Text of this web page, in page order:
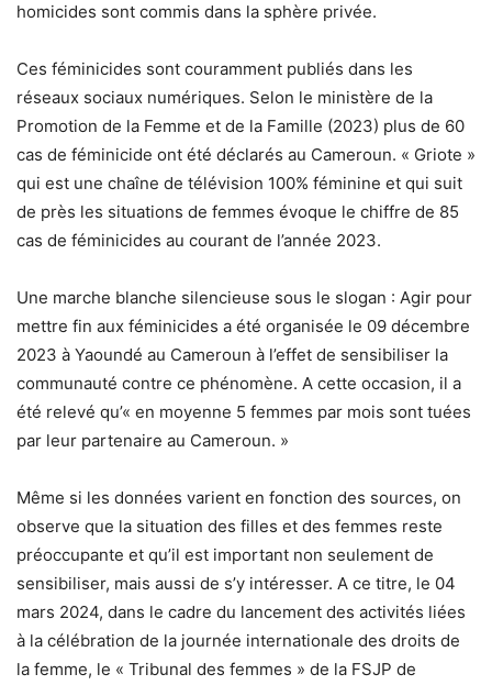
homicides sont commis dans la sphère privée.
Ces féminicides sont couramment publiés dans les
réseaux sociaux numériques. Selon le ministère de la
Promotion de la Femme et de la Famille (2023) plus de 60
cas de féminicide ont été déclarés au Cameroun. « Griote »
qui est une chaîne de télévision 100% féminine et qui suit
de près les situations de femmes évoque le chiffre de 85
cas de féminicides au courant de l’année 2023.
Une marche blanche silencieuse sous le slogan : Agir pour
mettre fin aux féminicides a été organisée le 09 décembre
2023 à Yaoundé au Cameroun à l’effet de sensibiliser la
communauté contre ce phénomène. A cette occasion, il a
été relevé qu’« en moyenne 5 femmes par mois sont tuées
par leur partenaire au Cameroun. »
Même si les données varient en fonction des sources, on
observe que la situation des filles et des femmes reste
préoccupante et qu’il est important non seulement de
sensibiliser, mais aussi de s’y intéresser. A ce titre, le 04
mars 2024, dans le cadre du lancement des activités liées
à la célébration de la journée internationale des droits de
la femme, le « Tribunal des femmes » de la FSJP de